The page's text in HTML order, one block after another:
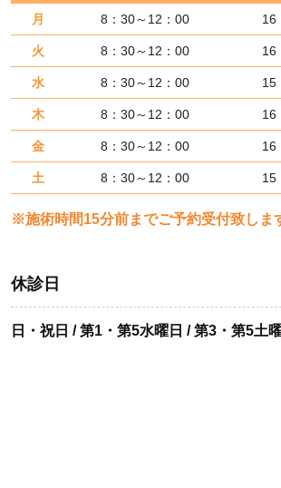
月 8：30～12：00 16
火 8：30～12：00 16
水 8：30～12：00 15
木 8：30～12：00 16
金 8：30～12：00 16
土 8：30～12：00 15
※施術時間15分前までご予約受付致しま
休診日
日・祝日 / 第1・第5水曜日 / 第3・第5土